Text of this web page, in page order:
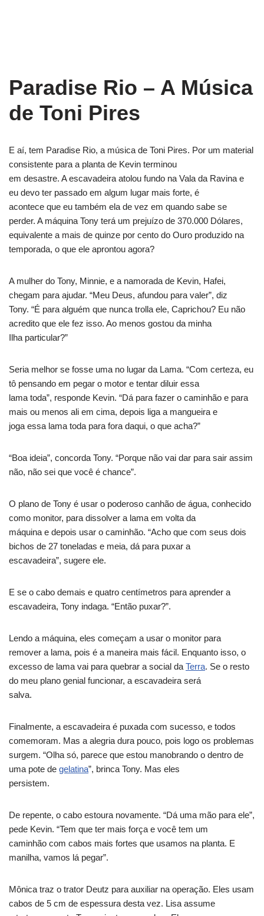
Paradise Rio – A Música
de Toni Pires
E aí, tem Paradise Rio, a música de Toni Pires. Por um material
consistente para a planta de Kevin terminou
em desastre. A escavadeira atolou fundo na Vala da Ravina e
eu devo ter passado em algum lugar mais forte, é
acontece que eu também ela de vez em quando sabe se
perder. A máquina Tony terá um prejuízo de 370.000 Dólares,
equivalente a mais de quinze por cento do Ouro produzido na
temporada, o que ele aprontou agora?
A mulher do Tony, Minnie, e a namorada de Kevin, Hafei,
chegam para ajudar. “Meu Deus, afundou para valer”, diz
Tony. “É para alguém que nunca trolla ele, Caprichou? Eu não
acredito que ele fez isso. Ao menos gostou da minha
Ilha particular?”
Seria melhor se fosse uma no lugar da Lama. “Com certeza, eu
tô pensando em pegar o motor e tentar diluir essa
lama toda”, responde Kevin. “Dá para fazer o caminhão e para
mais ou menos ali em cima, depois liga a mangueira e
joga essa lama toda para fora daqui, o que acha?”
“Boa ideia”, concorda Tony. “Porque não vai dar para sair assim
não, não sei que você é chance”.
O plano de Tony é usar o poderoso canhão de água, conhecido
como monitor, para dissolver a lama em volta da
máquina e depois usar o caminhão. “Acho que com seus dois
bichos de 27 toneladas e meia, dá para puxar a
escavadeira”, sugere ele.
E se o cabo demais e quatro centímetros para aprender a
escavadeira, Tony indaga. “Então puxar?”.
Lendo a máquina, eles começam a usar o monitor para
remover a lama, pois é a maneira mais fácil. Enquanto isso, o
excesso de lama vai para quebrar a social da Terra. Se o resto
do meu plano genial funcionar, a escavadeira será
salva.
Finalmente, a escavadeira é puxada com sucesso, e todos
comemoram. Mas a alegria dura pouco, pois logo os problemas
surgem. “Olha só, parece que estou manobrando o dentro de
uma pote de gelatina”, brinca Tony. Mas eles
persistem.
De repente, o cabo estoura novamente. “Dá uma mão para ele”,
pede Kevin. “Tem que ter mais força e você tem um
caminhão com cabos mais fortes que usamos na planta. E
manilha, vamos lá pegar”.
Mônica traz o trator Deutz para auxiliar na operação. Eles usam
cabos de 5 cm de espessura desta vez. Lisa assume